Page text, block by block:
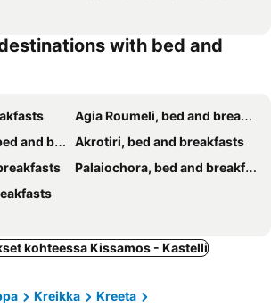
with bed and
Agia Roumeli, bed and breakfasts
breakfasts
Akrotiri, bed and breakfasts
Palaiochora, bed and breakfasts
kohteessa Kissamos - Kastelli
Kreikka
Kreeta